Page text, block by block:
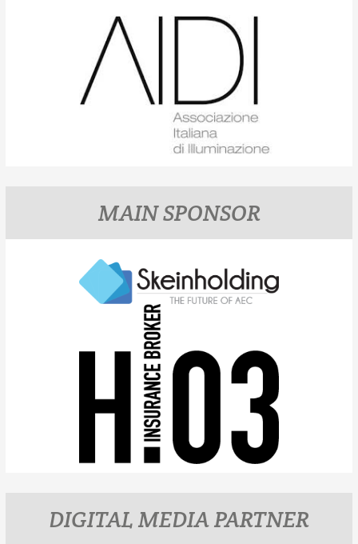
MAIN SPONSOR
DIGITAL MEDIA PARTNER